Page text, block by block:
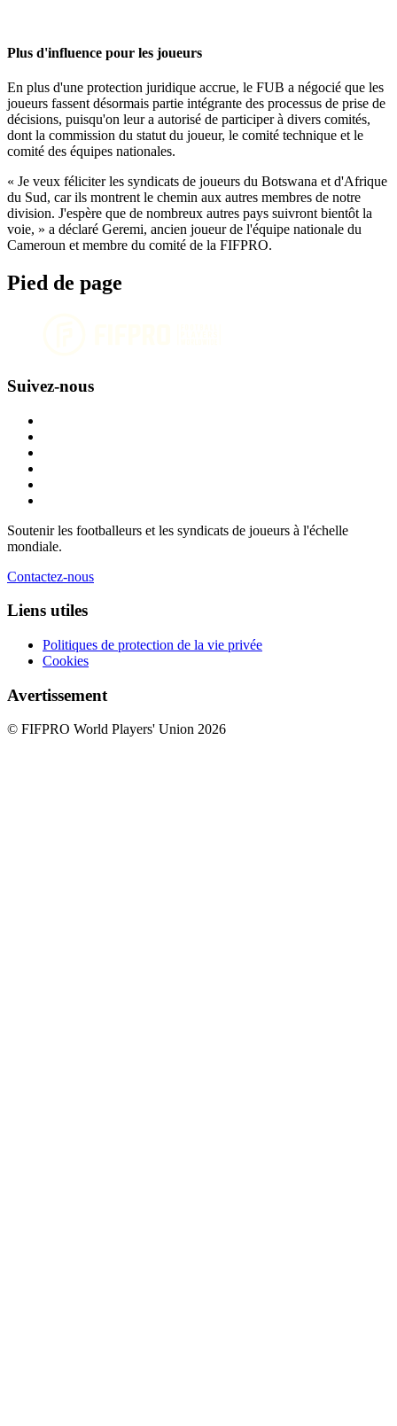
Plus d'influence pour les joueurs
En plus d'une protection juridique accrue, le FUB a négocié que les
joueurs fassent désormais partie intégrante des processus de prise de
décisions, puisqu'on leur a autorisé de participer à divers comités,
dont la commission du statut du joueur, le comité technique et le
comité des équipes nationales.
« Je veux féliciter les syndicats de joueurs du Botswana et d'Afrique
du Sud, car ils montrent le chemin aux autres membres de notre
division. J'espère que de nombreux autres pays suivront bientôt la
voie, » a déclaré Geremi, ancien joueur de l'équipe nationale du
Cameroun et membre du comité de la FIFPRO.
Pied de page
Suivez-nous
Soutenir les footballeurs et les syndicats de joueurs à l'échelle
mondiale.
Contactez-nous
Liens utiles
Politiques de protection de la vie privée
Cookies
Avertissement
© FIFPRO World Players' Union 2026